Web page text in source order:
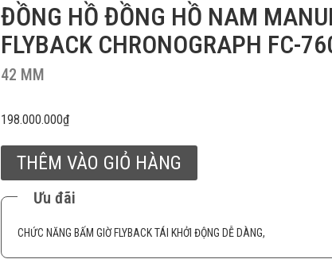
ĐỒNG HỒ ĐỒNG HỒ NAM
FLYBACK CHRONOGRAPH FC-
42 MM
198.000.000₫
THÊM VÀO GIỎ HÀNG
Ưu đãi
CHỨC NĂNG BẤM GIỜ FLYBACK TÁI KHỞI ĐỘNG DỄ DÀNG,